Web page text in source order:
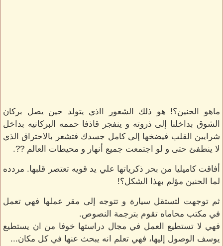
ماهو الحنين؟! هو ذلك الشعور ااذي يتولد حين يصل بركان
الشوق بداخلنا إلى ذروته و ينفجر قاذفا حممه البركانيه بداخل
شرايين القلب فيضخها إلى كامل جسدك فتشعر بالاحتراق الذي
لا ينطفئ حتى و لو اجتمعت جميع أنهار و محيطات العالم ??.
أفاقت كاميليا من بحر ذكرياتها علي يد قويه تعتصر قلبها. مردده
لما الحنين مؤلم بهذا الشكل؟!
ثم توجهت لتستقل سيارة و تتوجه إلى مقر عملها فهي تعمل
في مكتب محاماه تقوم بترجمة النصوص.
فهي لا تستطيع العمل في مجال دراستها خوفا من ان يستطيع
يوسف الوصول إليها، فهي تعلم انه يبحث عنها في كل مكان...